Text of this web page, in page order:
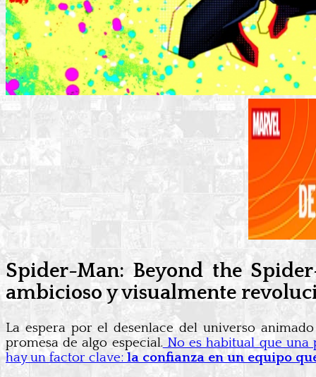
Spider-Man: Beyond the
ambicioso y visualmente
La espera por el desenlace del universo
promesa de algo especial. No es habitual que una
hay un factor clave: la confianza en un equipo